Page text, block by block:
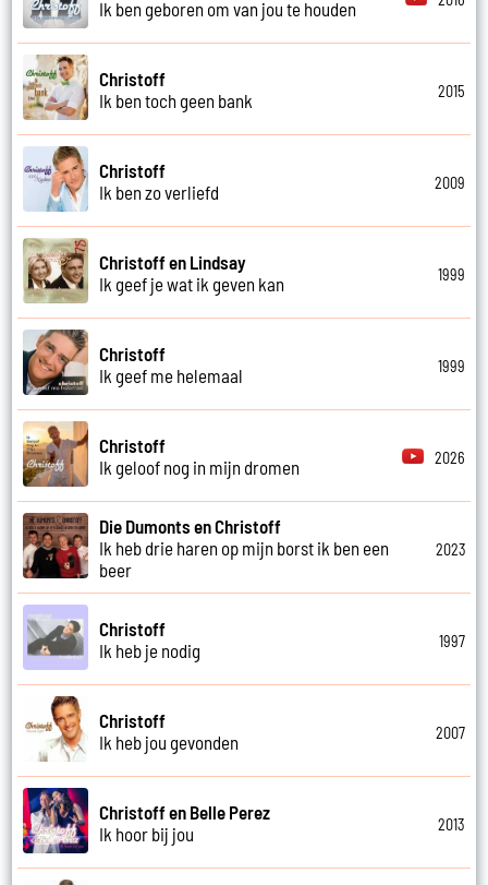
Ik ben geboren om van jou te houden
Christoff
Ik ben toch geen bank
2015
Christoff
Ik ben zo verliefd
2009
Christoff en Lindsay
Ik geef je wat ik geven kan
1999
Christoff
Ik geef me helemaal
1999
Christoff
Ik geloof nog in mijn dromen
2026
Die Dumonts en Christoff
Ik heb drie haren op mijn borst ik ben een
beer
2023
Christoff
Ik heb je nodig
1997
Christoff
Ik heb jou gevonden
2007
Christoff en Belle Perez
Ik hoor bij jou
2013